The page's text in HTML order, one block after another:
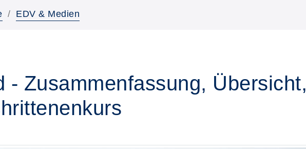
EDV & Medien
- Zusammenfassung, Übersicht,